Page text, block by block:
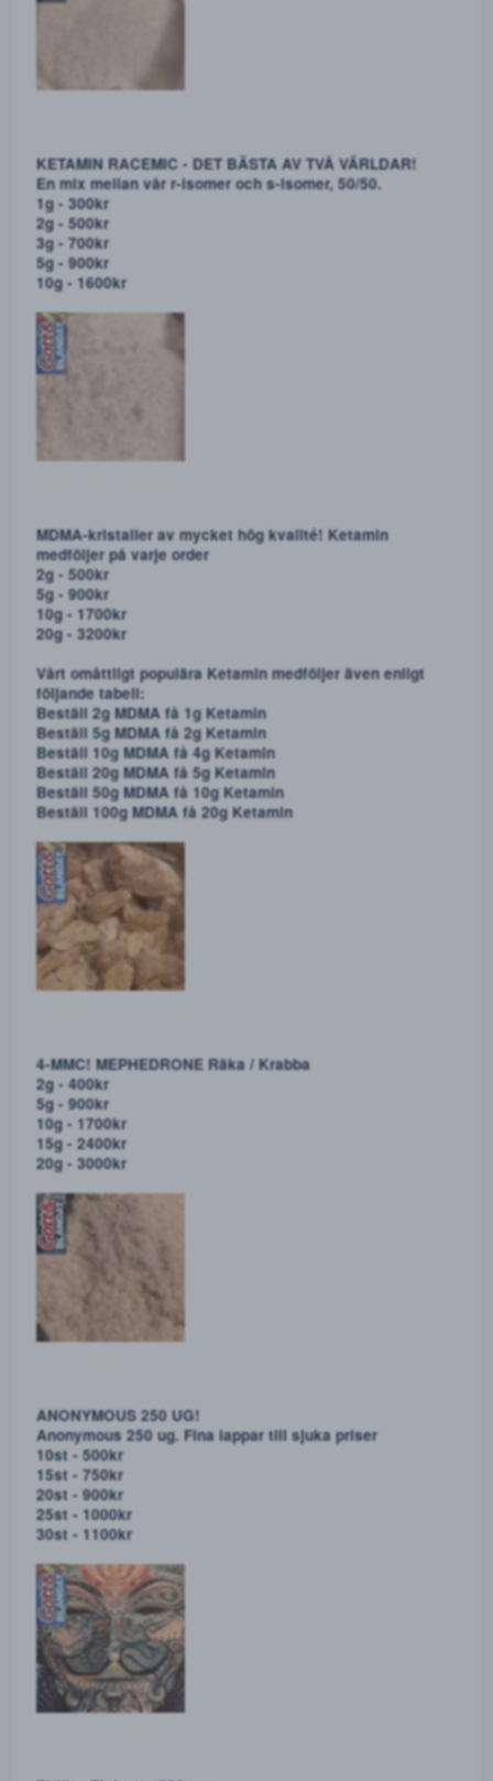
KETAMIN R-ISOMER NEEDLES
Ketamin r-isomer needles. Mer fysisk och mindre
psykadelisk karaktär än s-isomer även om den såklart
fortfarande är väldigt trippig.
1g - 300kr
2g - 500kr
3g - 700kr
5g - 900kr
10g - 1600kr
KETAMIN RACEMIC - DET BÄSTA AV TVÅ VÄRLDAR!
En mix mellan vår r-isomer och s-isomer, 50/50.
1g - 300kr
2g - 500kr
3g - 700kr
5g - 900kr
10g - 1600kr
medföljer på varje order
2g - 500kr
5g - 900kr
10g - 1700kr
20g - 3200kr
Vårt omåttligt populära Ketamin medföljer även enligt
följande tabell:
Beställ 2g MDMA få 1g Ketamin
Beställ 5g MDMA få 2g Ketamin
Beställ 10g MDMA få 4g Ketamin
Beställ 20g MDMA få 5g Ketamin
Beställ 50g MDMA få 10g Ketamin
Beställ 100g MDMA få 20g Ketamin
4-MMC! MEPHEDRONE Räka / Krabba
2g - 400kr
5g - 900kr
10g - 1700kr
15g - 2400kr